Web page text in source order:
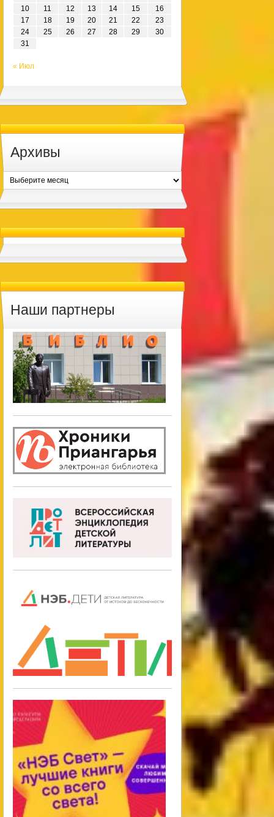
10
11 12 13 14 15
16
17
18 19 20 21 22
23
24
25 26 27 28 29
30
31
« Июл
Архивы
Архивы
Наши партнеры